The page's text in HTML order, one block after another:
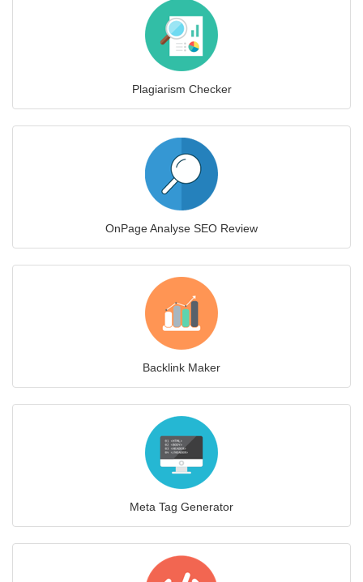
Plagiarism Checker
OnPage Analyse SEO Review
Backlink Maker
Meta Tag Generator